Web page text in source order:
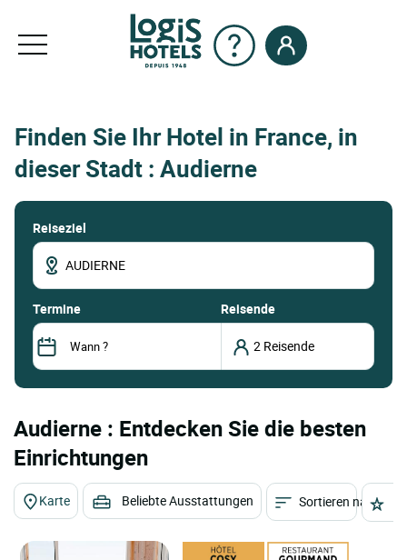
Finden Sie Ihr Hotel in France, in
dieser Stadt : Audierne
Reiseziel
termine Reisende
Audierne : Entdecken Sie die besten
Einrichtungen
Karte Beliebte Ausstattungen Sortieren nach